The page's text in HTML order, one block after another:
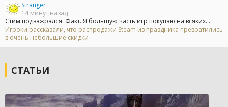
Stranger
14 минут назад
Стим подзажрался. Факт. Я большую часть игр покупаю на всяких...
Игроки рассказали, что распродажи Steam из праздника превратились
в очень небольшие скидки
СТАТЬИ